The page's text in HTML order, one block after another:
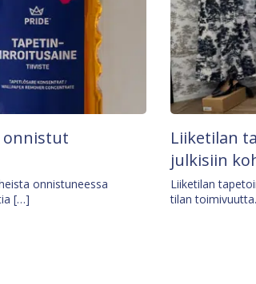
onnistut
onnistuneessa
[…]
Liiketilan
julkisiin
Liiketilan
tilan